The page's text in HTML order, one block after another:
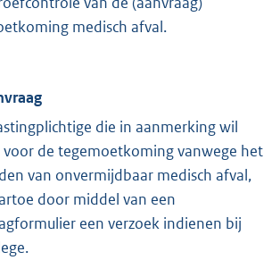
medisch afval.
die in aanmerking wil
de tegemoetkoming vanwege het
van onvermijdbaar medisch afval,
door middel van een
een verzoek indienen bij